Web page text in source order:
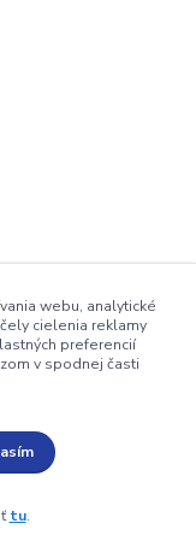
webu, analytické
cielenia reklamy
preferencií
v spodnej časti
tu.